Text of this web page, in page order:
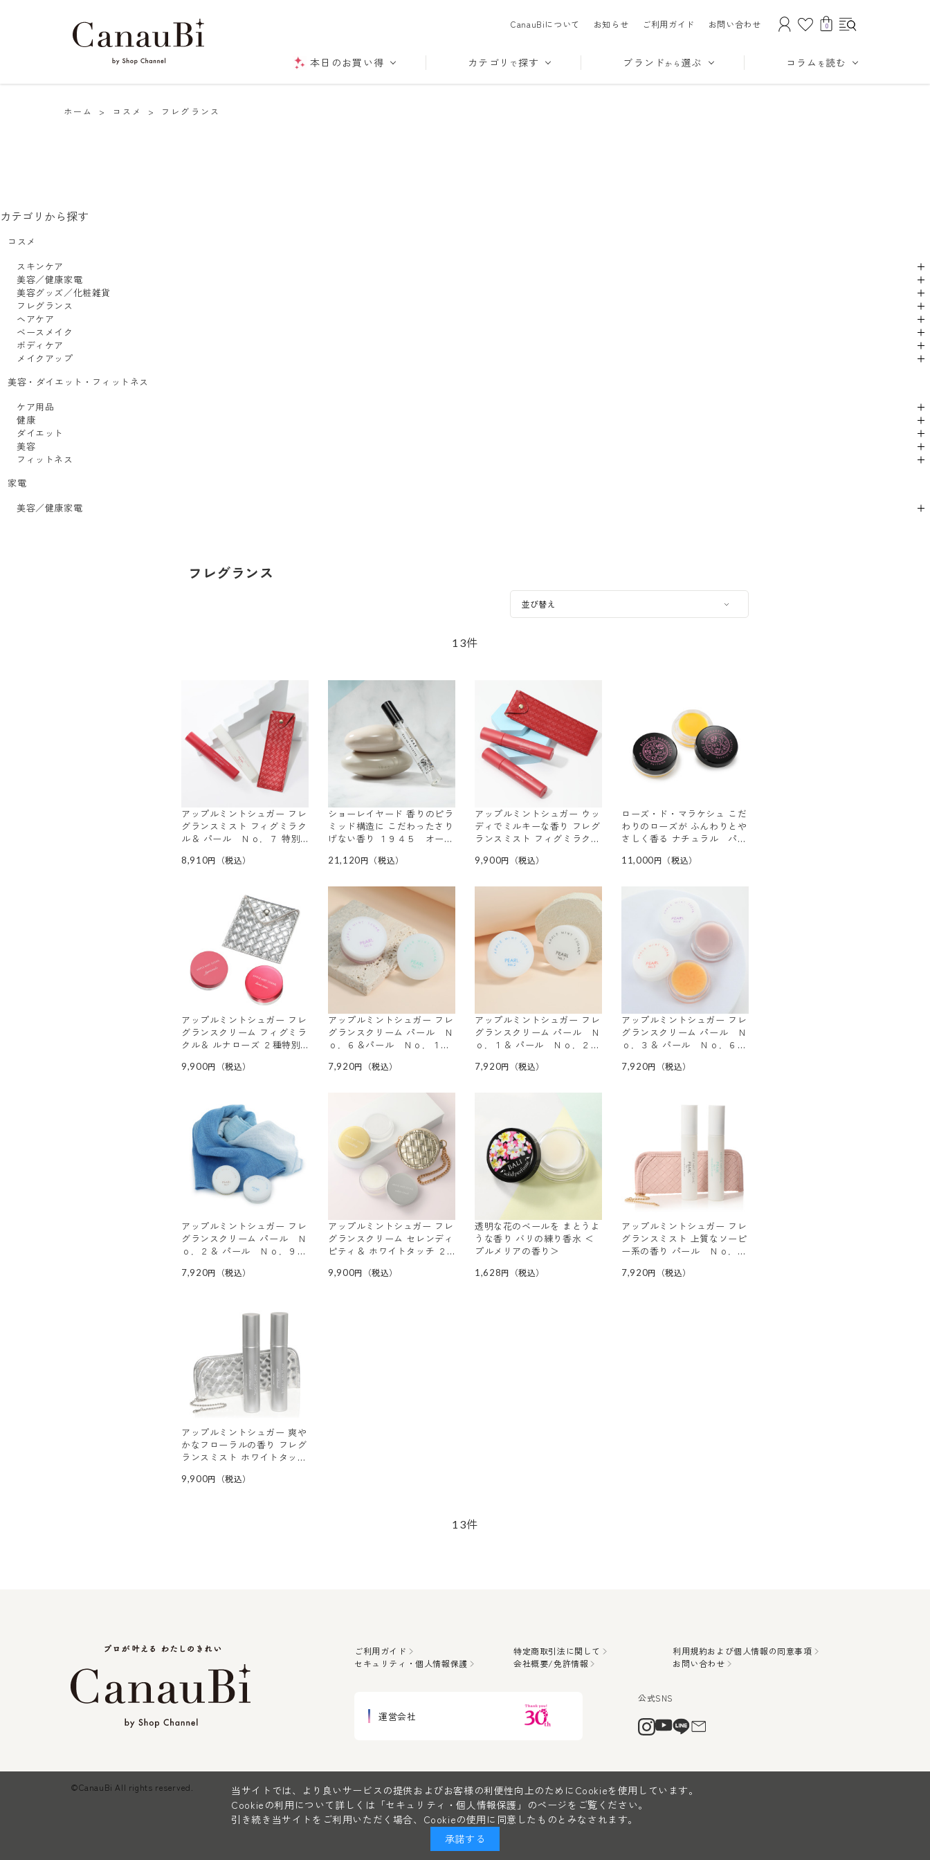
CanauBiについて お知らせ ご利用ガイド お問い合わせ 0
本日のお買い得 カテゴリ で探す ブランド から 選ぶ コラム を読む
ホーム > コスメ > フレグランス
カテゴリから探す
コスメ
スキンケア
美容／健康家電
美容グッズ／化粧雑貨
フレグランス
ヘアケア
ベースメイク
ボディケア
メイクアップ
美容・ダイエット・フィットネス
ケア用品
健康
ダイエット
美容
フィットネス
家電
美容／健康家電
フレグランス
13件
アップルミントシュガー フレ
グランスミスト フィグミラク
ル＆ パール Ｎｏ．７ 特別
8,910
ショーレイヤード 香りのピラ
ミッド構造に こだわったさり
げない香り １９４５ オード
別セット
21,120
アップルミントシュガー ウッ
ディでミルキーな香り フレグ
ランスミスト フィグミラクル
9,900
ローズ・ド・マラケシュ こだ
わりのローズが ふんわりとや
さしく香る ナチュラル パフ
11,000
アップルミントシュガー フレ
グランスクリーム フィグミラ
クル＆ ルナローズ ２種特別
9,900
アップルミントシュガー フレ
グランスクリーム パール Ｎ
ｏ．６＆パール Ｎｏ．１１
7,920
アップルミントシュガー フレ
グランスクリーム パール Ｎ
ｏ．１＆ パール Ｎｏ．２
7,920
アップルミントシュガー フレ
グランスクリーム パール Ｎ
ｏ．３＆ パール Ｎｏ．６
7,920
アップルミントシュガー フレ
グランスクリーム パール Ｎ
ｏ．２＆ パール Ｎｏ．９
7,920
アップルミントシュガー フレ
グランスクリーム セレンディ
ピティ＆ ホワイトタッチ ２
9,900
透明な花のベールを まとうよ
うな香り バリの練り香水 ＜
プルメリアの香り＞
1,628
アップルミントシュガー フレ
グランスミスト 上質なソーピ
ー系の香り パール Ｎｏ．１
ル Ｎｏ．１１ スペシャルセ
7,920
アップルミントシュガー 爽や
かなフローラルの香り フレグ
ランスミスト ホワイトタッチ
9,900
13件
運営会社
ご利用ガイド 特定商取引法に関して
利用規約および個人情報の同意事項
セキュリティ・個人情報保護
会社概要/免許情報 お問い合わせ
©CanauBi All rights reserved.
当サイトでは、より良いサービスの提供およびお客様の利便性向上のためにCookieを使用しています。
Cookieの利用について詳しくは 「セキュリティ・個人情報保護」 のページをご覧ください。
引き続き当サイトをご利用いただく場合、Cookieの使用に同意したものとみなされます。
承諾する